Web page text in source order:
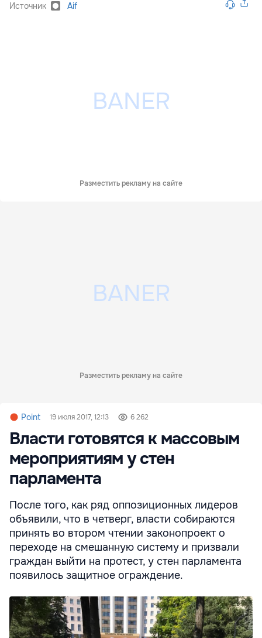
Источник Aif
Разместить рекламу на сайте
Разместить рекламу на сайте
Point 19 июля 2017, 12:13 6 262
Власти готовятся к массовым
мероприятиям у стен
парламента
После того, как ряд оппозиционных лидеров
объявили, что в четверг, власти собираются
принять во втором чтении законопроект о
переходе на смешанную систему и призвали
граждан выйти на протест, у стен парламента
появилось защитное ограждение.